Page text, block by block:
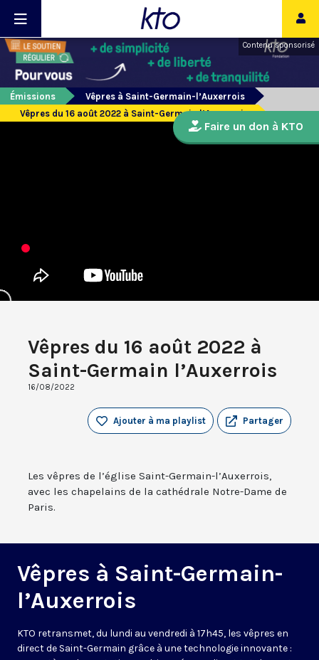
Contenu sponsorisé
Émissions
Vêpres à Saint-Germain-l’Auxerrois
Vêpres du 16 août 2022 à Saint-Germain l’Auxerrois
Vêpres du 16 août 2022 à
Saint-Germain l’Auxerrois
16/08/2022
Partager
Ajouter à ma playlist
Les vêpres de l’église Saint-Germain-l’Auxerrois,
avec les chapelains de la cathédrale Notre-Dame de
Paris.
Vêpres à Saint-Germain-
l’Auxerrois
KTO retransmet, du lundi au vendredi à 17h45, les vêpres en
direct de Saint-Germain grâce à une technologie innovante :
Faire un don à KTO